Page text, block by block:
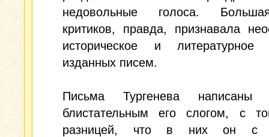
недовольные голоса.
критиков, правда, признавала
историческое и литературное
изданных писем.
Письма Тургенева написаны
блистательным его слогом, с
разницей, что в них он с